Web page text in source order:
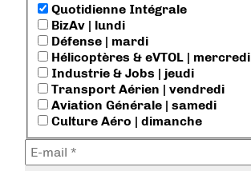
Quotidienne Intégrale
BizAv | lundi
Défense | mardi
Hélicoptères & eVTOL | mercredi
Industrie & Jobs | jeudi
Transport Aérien | vendredi
Aviation Générale | samedi
Culture Aéro | dimanche